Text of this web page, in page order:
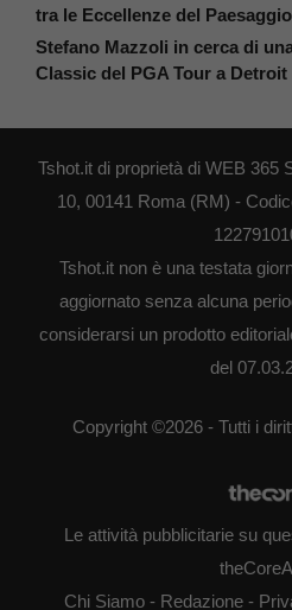
tra le Eccellenze del
Stefano Mazzoli in cerca di
Classic del PGA Tour a Detroit
Tshot.it di proprietà di WEB 365
10, 00141 Roma (RM) -
Tshot.it non è una testata
aggiornato senza alcuna
considerarsi un prodotto
del
Copyright ©2026 - Tutti i
Le attività pubblicitarie su
Chi Siamo- Redazione-